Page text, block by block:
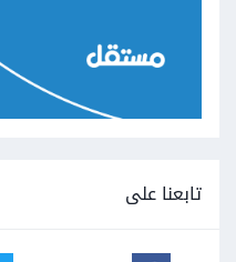
تابعنا على